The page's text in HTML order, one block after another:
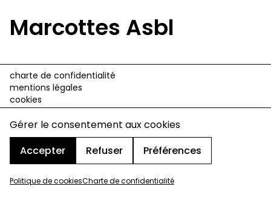
Gérer le consentement aux cookies
Accepter
Refuser Préférences
Politique de cookiesCharte de confidentialité
Marcottes Asbl
charte de confidentialité
mentions légales
cookies
design & développement :© signelazer.com